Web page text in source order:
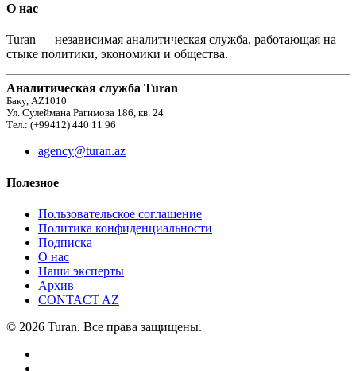
О нас
Turan — независимая аналитическая служба, работающая на
стыке политики, экономики и общества.
Аналитическая служба Turan
Баку, AZ1010
Ул. Сулеймана Рагимова 186, кв. 24
Тел.: (+99412) 440 11 96
agency@turan.az
Полезное
Пользовательское соглашение
Политика конфиденциальности
Подписка
О нас
Наши эксперты
Архив
CONTACT AZ
© 2026 Turan. Все права защищены.